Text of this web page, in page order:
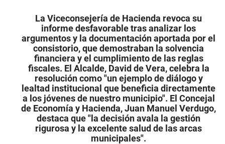
La Viceconsejería de Hacienda revoca su
informe desfavorable tras analizar los
argumentos y la documentación aportada por el
consistorio, que demostraban la solvencia
financiera y el cumplimiento de las reglas
fiscales. El Alcalde, David de Vera, celebra la
resolución como "un ejemplo de diálogo y
lealtad institucional que beneficia directamente
a los jóvenes de nuestro municipio". El Concejal
de Economía y Hacienda, Juan Manuel Verdugo,
destaca que "la decisión avala la gestión
rigurosa y la excelente salud de las arcas
municipales".